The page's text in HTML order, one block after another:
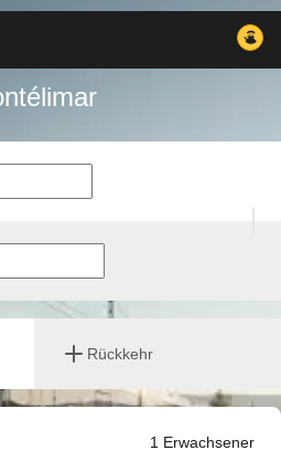
Rückkehr
1 Erwachsener